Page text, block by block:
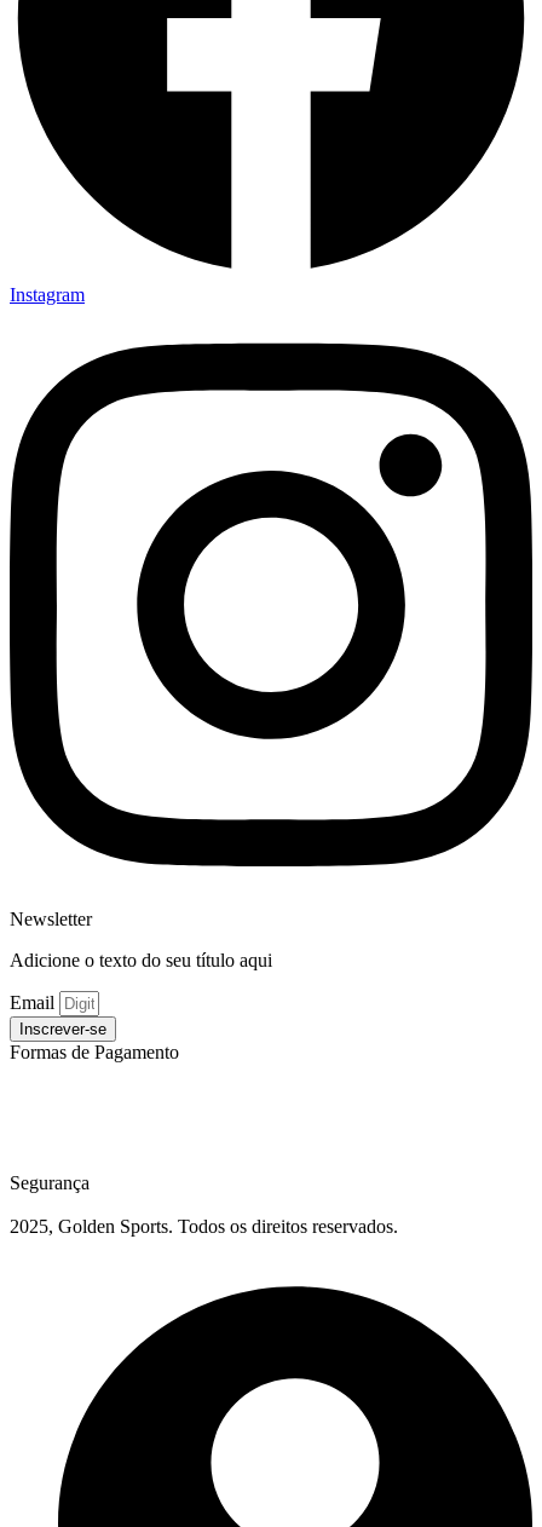
Instagram
Newsletter
Adicione o texto do seu título aqui
Email
Inscrever-se
Formas de Pagamento
Segurança
2025, Golden Sports. Todos os direitos reservados.